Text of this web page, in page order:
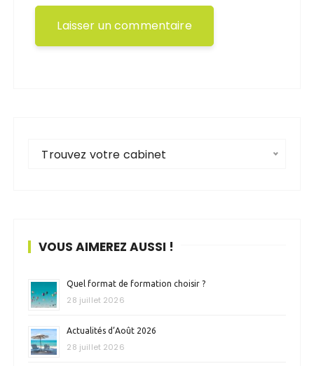
Trouvez votre cabinet
VOUS AIMEREZ AUSSI !
Quel format de formation choisir ?
28 juillet 2026
Actualités d’Août 2026
28 juillet 2026